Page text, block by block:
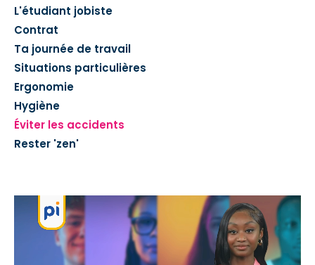
L'étudiant jobiste
Contrat
Ta journée de travail
Situations particulières
Ergonomie
Hygiène
Éviter les accidents
Rester 'zen'